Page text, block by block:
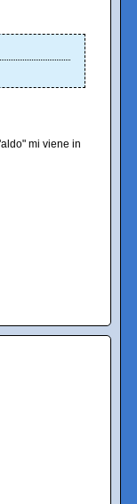
mi viene in